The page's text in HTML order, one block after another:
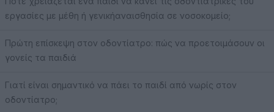
εργασίες με μέθη ή γενικήαναισθησία σε νοσοκομείο;
Πρώτη επίσκεψη στον οδοντίατρο: πώς να προετοιμάσουν οι
γονείς τα παιδιά
Γιατί είναι σημαντικό να πάει το παιδί από νωρίς στον
οδοντίατρο;